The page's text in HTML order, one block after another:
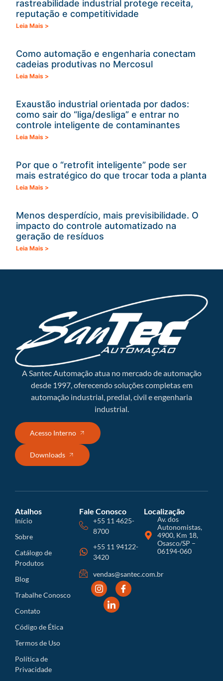
rastreabilidade industrial protege receita,
reputação e competitividade
Leia Mais >
Como automação e engenharia conectam
cadeias produtivas no Mercosul
Leia Mais >
Exaustão industrial orientada por dados:
como sair do “liga/desliga” e entrar no
controle inteligente de contaminantes
Leia Mais >
Por que o “retrofit inteligente” pode ser
mais estratégico do que trocar toda a planta
Leia Mais >
Menos desperdício, mais previsibilidade. O
impacto do controle automatizado na
geração de resíduos
Leia Mais >
A Santec Automação atua no mercado de automação
desde 1997, oferecendo soluções completas em
automação industrial, predial, civil e engenharia
industrial.
Acesso Interno
Downloads
Atalhos
Início
Sobre
Catálogo de
Produtos
Blog
Trabalhe Conosco
Contato
Código de Ética
Termos de Uso
Política de
Privacidade
Fale Conosco
+55 11 4625-
8700
+55 11 94122-
3420
vendas@santec.com.br
Localização
Av. dos
Autonomistas,
4900, Km 18,
Osasco/SP –
06194-060